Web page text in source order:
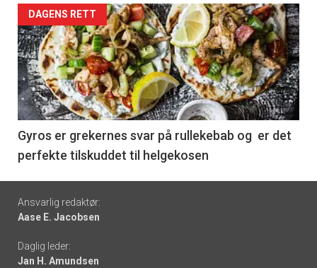
Forsiden
akkurat
nå
-
6
DAGENS RETT
Gyros er grekernes svar på rullekebab og er det
perfekte tilskuddet til helgekosen
Footer
-
links
Ansvarlig redaktør:
Aase E. Jacobsen
Daglig leder:
Jan H. Amundsen